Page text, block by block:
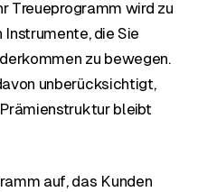
Treueprogramm wird zu
die Sie
zu bewegen.
unberücksichtigt,
bleibt
auf, das Kunden